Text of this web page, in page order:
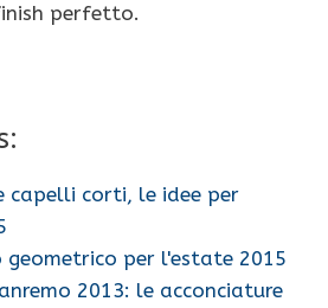
perfetto.
capelli corti, le idee per
per l'estate 2015
2013: le acconciature